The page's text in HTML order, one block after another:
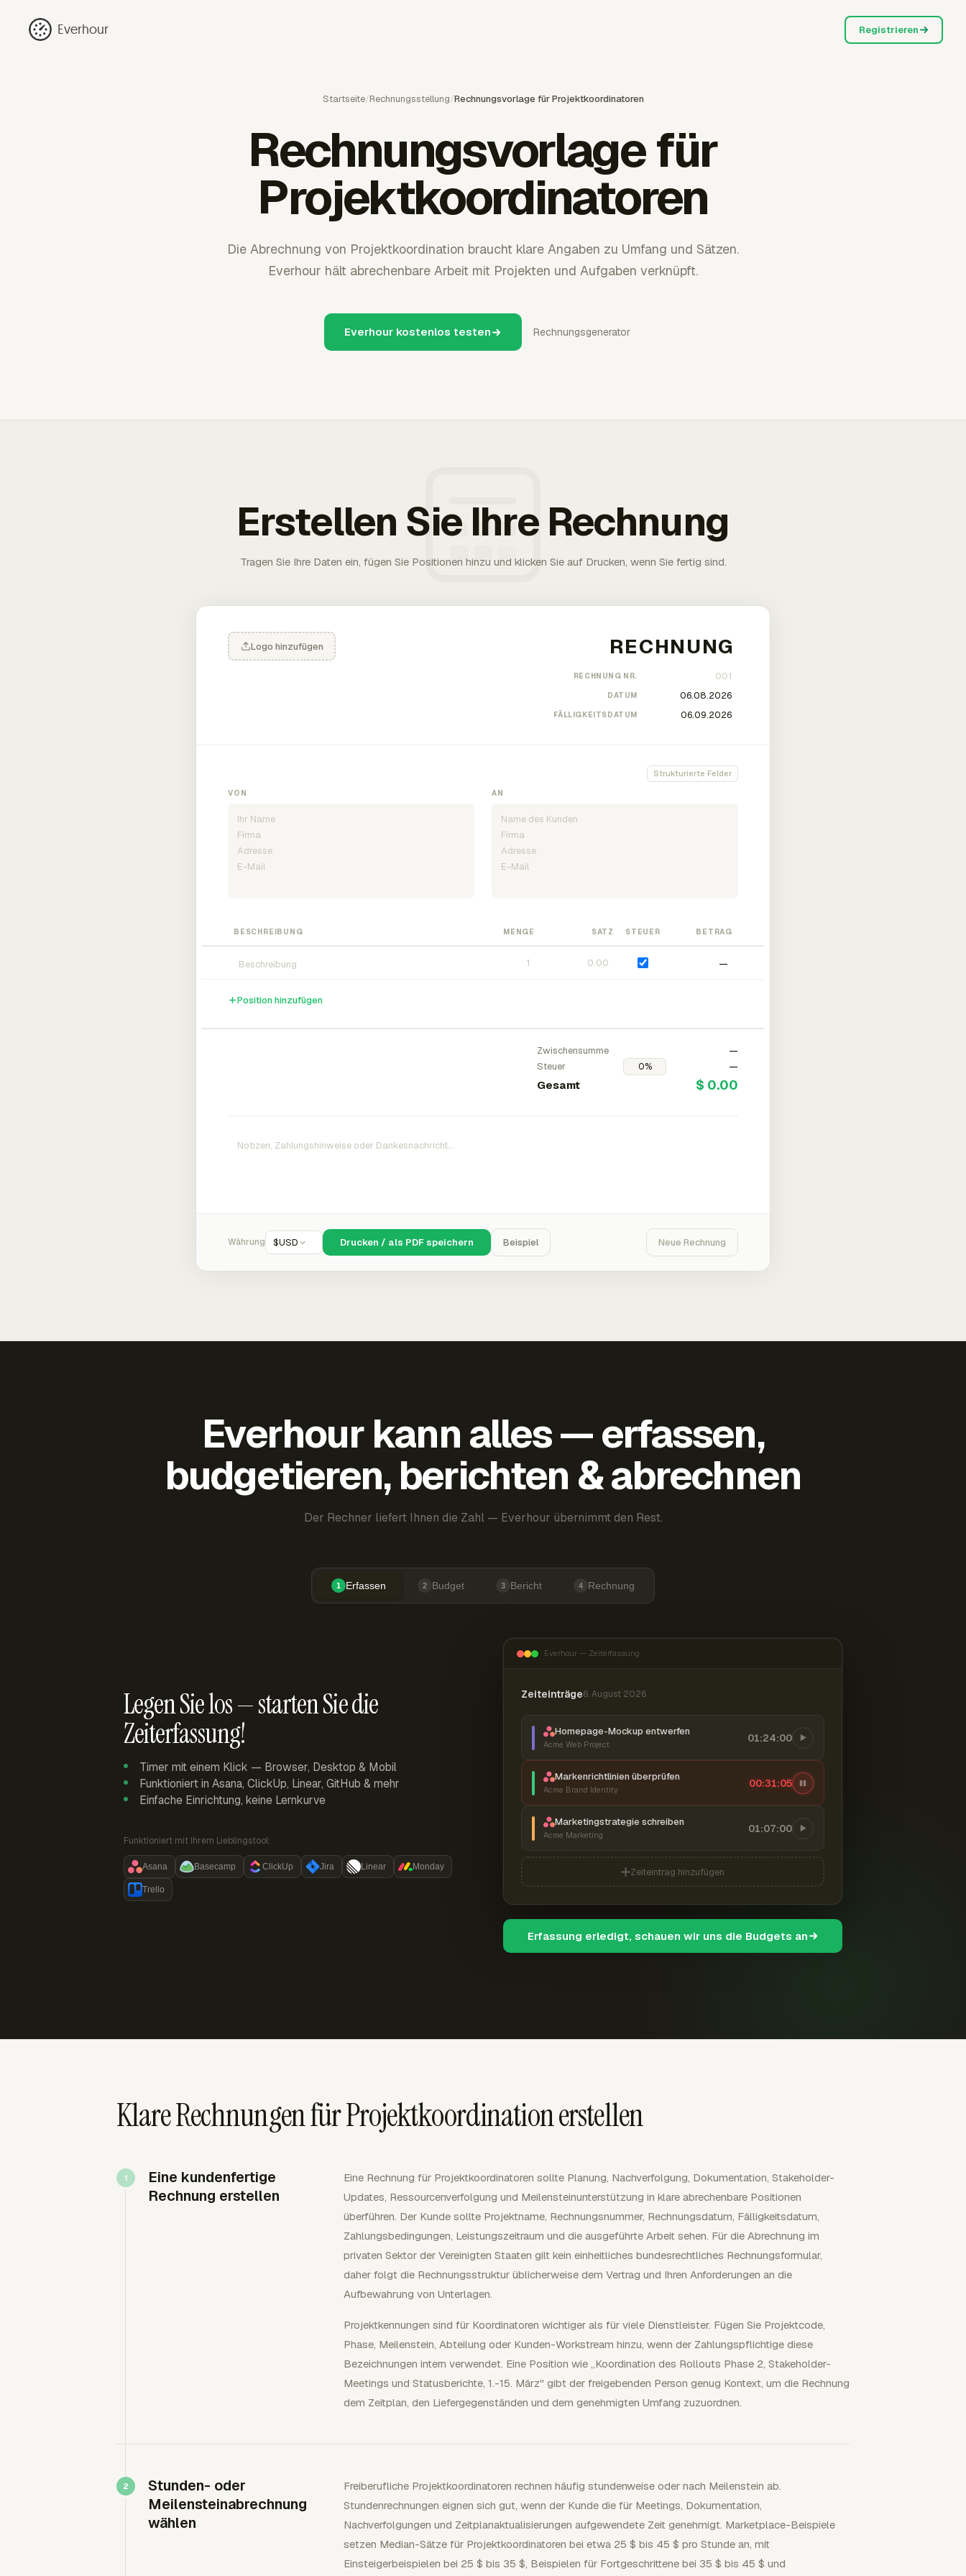
Everhour Registrieren
Startseite/Rechnungsstellung/Rechnungsvorlage für Projektkoordinatoren
Rechnungsvorlage für
Projektkoordinatoren
Die Abrechnung von Projektkoordination braucht klare Angaben zu Umfang und Sätzen.
Everhour hält abrechenbare Arbeit mit Projekten und Aufgaben verknüpft.
Everhour kostenlos testen Rechnungsgenerator
Erstellen Sie Ihre Rechnung
Tragen Sie Ihre Daten ein, fügen Sie Positionen hinzu und klicken Sie auf Drucken, wenn Sie fertig sind.
Logo hinzufügen
RECHNUNG NR.
DATUM
FÄLLIGKEITSDATUM
Strukturierte Felder
VON AN
BESCHREIBUNG MENGE SATZ STEUER BETRAG
—
Position hinzufügen
Zwischensumme
—
Steuer
—
Gesamt $ 0.00
Währung $USD Drucken / als PDF speichern Beispiel Neue Rechnung
Everhour kann alles — erfassen,
budgetieren, berichten & abrechnen
Der Rechner liefert Ihnen die Zahl — Everhour übernimmt den Rest.
1 Erfassen 2 Budget 3 Bericht 4 Rechnung
Legen Sie los — starten Sie die
Zeiterfassung!
Timer mit einem Klick — Browser, Desktop & Mobil
Funktioniert in Asana, ClickUp, Linear, GitHub & mehr
Einfache Einrichtung, keine Lernkurve
Funktioniert mit Ihrem Lieblingstool:
Asana Basecamp ClickUp Jira Linear Monday
Trello
Everhour — Zeiterfassung
Zeiteinträge6. August 2026
Homepage-Mockup entwerfen
Acme Web Project
01:24:00
Markenrichtlinien überprüfen
Acme Brand Identity
00:31:06
Marketingstrategie schreiben
Acme Marketing
01:07:00
Zeiteintrag hinzufügen
Erfassung erledigt, schauen wir uns die Budgets an
Klare Rechnungen für Projektkoordination erstellen
Eine kundenfertige
Rechnung erstellen
Eine Rechnung für Projektkoordinatoren sollte Planung, Nachverfolgung, Dokumentation, Stakeholder-
Updates, Ressourcenverfolgung und Meilensteinunterstützung in klare abrechenbare Positionen
überführen. Der Kunde sollte Projektname, Rechnungsnummer, Rechnungsdatum, Fälligkeitsdatum,
Zahlungsbedingungen, Leistungszeitraum und die ausgeführte Arbeit sehen. Für die Abrechnung im
privaten Sektor der Vereinigten Staaten gilt kein einheitliches bundesrechtliches Rechnungsformular,
daher folgt die Rechnungsstruktur üblicherweise dem Vertrag und Ihren Anforderungen an die
Aufbewahrung von Unterlagen.
Projektkennungen sind für Koordinatoren wichtiger als für viele Dienstleister. Fügen Sie Projektcode,
Phase, Meilenstein, Abteilung oder Kunden-Workstream hinzu, wenn der Zahlungspflichtige diese
Bezeichnungen intern verwendet. Eine Position wie „Koordination des Rollouts Phase 2, Stakeholder-
Meetings und Statusberichte, 1.-15. März" gibt der freigebenden Person genug Kontext, um die Rechnung
dem Zeitplan, den Liefergegenständen und dem genehmigten Umfang zuzuordnen.
Stunden- oder
Meilensteinabrechnung
wählen
Freiberufliche Projektkoordinatoren rechnen häufig stundenweise oder nach Meilenstein ab.
Stundenrechnungen eignen sich gut, wenn der Kunde die für Meetings, Dokumentation,
Nachverfolgungen und Zeitplanaktualisierungen aufgewendete Zeit genehmigt. Marketplace-Beispiele
setzen Median-Sätze für Projektkoordinatoren bei etwa 25 $ bis 45 $ pro Stunde an, mit
Einsteigerbeispielen bei 25 $ bis 35 $, Beispielen für Fortgeschrittene bei 35 $ bis 45 $ und